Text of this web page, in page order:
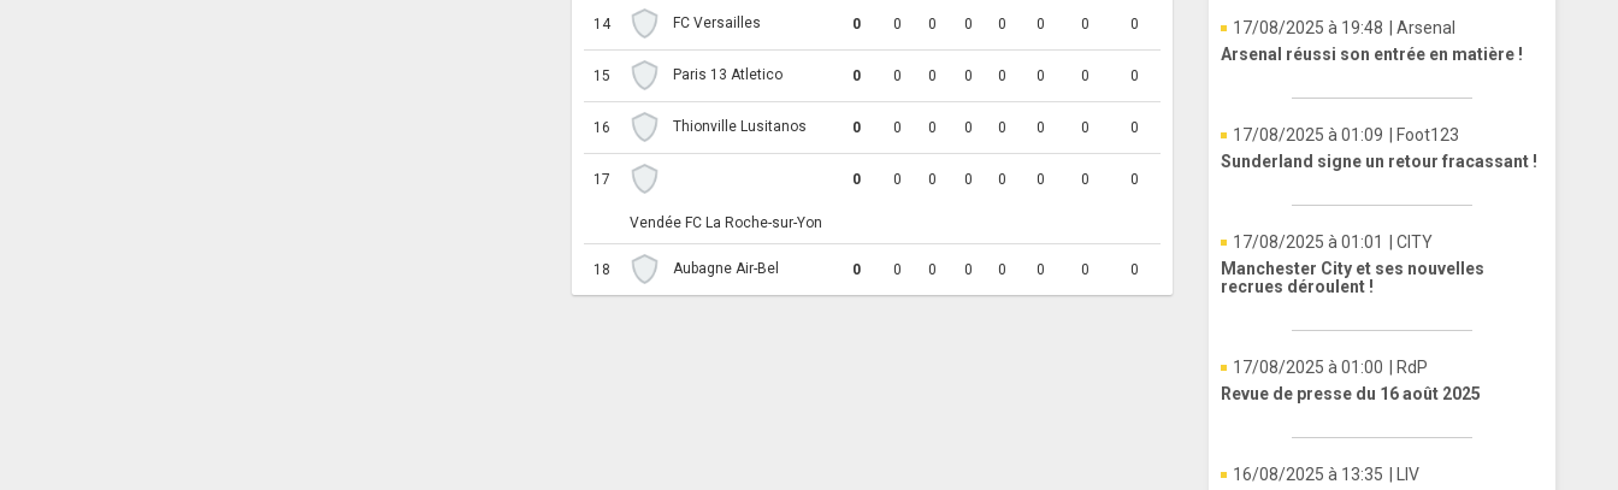
14 FC Versailles 0 0 0 0 0 0 0 0
15 Paris 13 Atletico 0 0 0 0 0 0 0 0
16 Thionville Lusitanos 0 0 0 0 0 0 0 0
17
Vendée FC La Roche-sur-Yon
0 0 0 0 0 0 0 0
18 Aubagne Air-Bel 0 0 0 0 0 0 0 0
17/08/2025 à 19:48
| Arsenal
Arsenal réussi son entrée en matière !
17/08/2025 à 01:09
| Foot123
Sunderland signe un retour fracassant !
17/08/2025 à 01:01
| CITY
Manchester City et ses nouvelles
recrues déroulent !
17/08/2025 à 01:00
| RdP
Revue de presse du 16 août 2025
16/08/2025 à 13:35
| LIV